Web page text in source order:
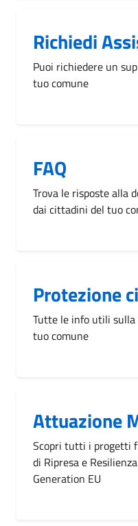
Richiedi
Puoi richiedere un
tuo comune
FAQ
Trova le risposte alla
dai cittadini del tuo
Protezione
Tutte le info utili sulla
tuo comune
Attuazione
Scopri tutti i progetti
di Ripresa e
Generation EU